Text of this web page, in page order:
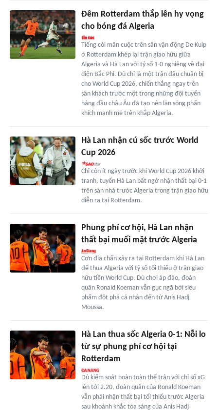
Đêm Rotterdam thắp lên hy vọng
cho bóng đá Algeria
Tiếng còi mãn cuộc trên sân vận động De Kuip
ở Rotterdam khép lại trận giao hữu giữa
Algeria và Hà Lan với tỷ số 1-0 nghiêng về đại
diện Bắc Phi. Dù chỉ là một trận đấu chuẩn bị
cho World Cup 2026, chiến thắng ngay trên
sân khách trước một trong những đội tuyển
hàng đầu châu Âu đã tạo nên làn sóng phấn
khích mạnh mẽ trên khắp Algeria.
Hà Lan nhận cú sốc trước World
Cup 2026
Chỉ còn ít ngày trước khi World Cup 2026 khởi
tranh, tuyển Hà Lan bất ngờ nhận thất bại 0-1
trên sân nhà trước Algeria trong trận giao hữu
diễn ra tại Rotterdam.
Phung phí cơ hội, Hà Lan nhận
thất bại muối mặt trước Algeria
Cơn địa chấn xảy ra tại Rotterdam khi Hà Lan
để thua Algeria với tỷ số tối thiểu ở trận giao
hữu tiền World Cup. Dù chơi áp đảo, đoàn
quân Ronald Koeman vẫn gục ngã bởi siêu
phẩm đột phá cá nhân đến từ Anis Hadj
Moussa.
Hà Lan thua sốc Algeria 0-1: Nỗi lo
từ sự phung phí cơ hội tại
Rotterdam
Dù kiểm soát hoàn toàn thế trận với chỉ số xG
lên tới 2.20, đoàn quân của Ronald Koeman
vẫn phải nhận thất bại tối thiểu trước Algeria
sau khoảnh khắc tỏa sáng của Anis Hadj